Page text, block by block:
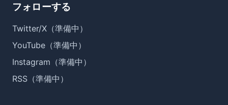
フォローする
Twitter/X（準備中）
YouTube（準備中）
Instagram（準備中）
RSS（準備中）